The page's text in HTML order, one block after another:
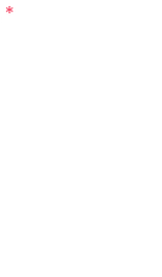
*